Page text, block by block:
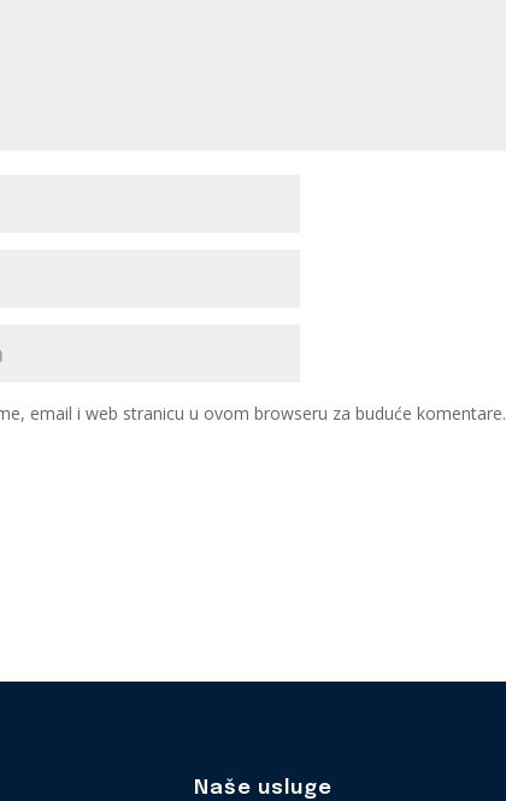
email i web stranicu u ovom browseru za buduće komentare.
Naše usluge